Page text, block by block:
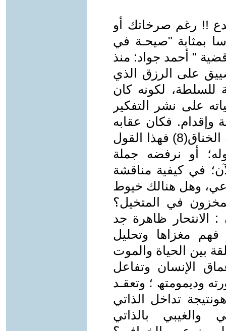
!! رغم صرخاتك أو
بمثابة "صيحـة في
" أحمد جواد: منذ
على الرزق الذي
للسلطة، لكونه كان
على نشر التفكير
وإقدام. فكان عقابه
المنتظر أن ضيّقت وزارة الثقافة عليه الخناق(8) فهذا القول
أو نرفضه جملة
في كيفية مناقشة
وهل هنالك خيوط
في المتخيل؟
الانتحار ظاهرة جد
مغزاها وتحليل
بین الحیاة والموت
الإنسان وتفاعل
ودیمومتھ ؛ وتعقـد
تداخل الذاتي
والغیبي بالذاتي